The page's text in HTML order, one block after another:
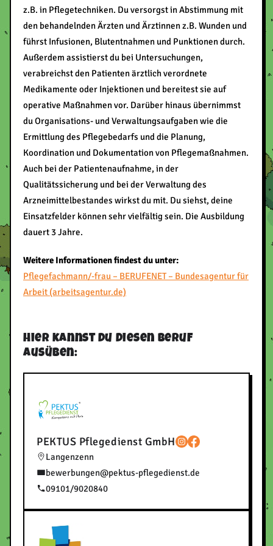
z.B. in Pflegetechniken. Du versorgst in Abstimmung mit
den behandelnden Ärzten und Ärztinnen z.B. Wunden und
führst Infusionen, Blutentnahmen und Punktionen durch.
Außerdem assistierst du bei Untersuchungen,
verabreichst den Patienten ärztlich verordnete
Medikamente oder Injektionen und bereitest sie auf
operative Maßnahmen vor. Darüber hinaus übernimmst
du Organisations- und Verwaltungsaufgaben wie die
Ermittlung des Pflegebedarfs und die Planung,
Koordination und Dokumentation von Pflegemaßnahmen.
Auch bei der Patientenaufnahme, in der
Qualitätssicherung und bei der Verwaltung des
Arzneimittelbestandes wirkst du mit. Du siehst, deine
Einsatzfelder können sehr vielfältig sein. Die Ausbildung
dauert 3 Jahre.
Weitere Informationen findest du unter:
Pflegefachmann/-frau – BERUFENET – Bundesagentur für
Arbeit (arbeitsagentur.de)
Hier kannst du diesen Beruf
ausüben:
PEKTUS Pflegedienst GmbH
Langenzenn
bewerbungen@pektus-pflegedienst.de
09101/9020840